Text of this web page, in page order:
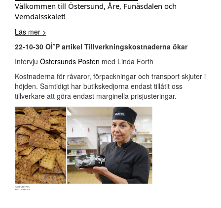
Välkommen till Östersund, Åre, Funäsdalen och
Vemdalsskalet!
Läs mer >
22-10-30 OÌˆP artikel Tillverkningskostnaderna ökar
Intervju Östersunds Posten med Linda Forth
Kostnaderna för råvaror, förpackningar och transport skjuter i
höjden. Samtidigt har butikskedjorna endast tillåtit oss
tillverkare att göra endast marginella prisjusteringar.